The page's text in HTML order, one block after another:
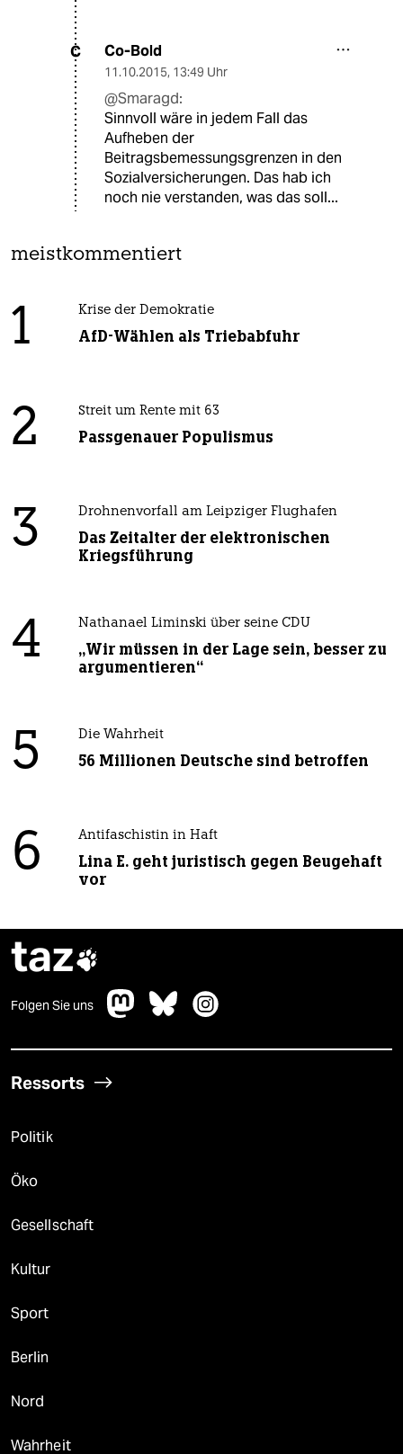
C Co-Bold
11.10.2015, 13:49 Uhr
@Smaragd:
Sinnvoll wäre in jedem Fall das
Aufheben der
Beitragsbemessungsgrenzen in den
Sozialversicherungen. Das hab ich
noch nie verstanden, was das soll...
meistkommentiert
1 Krise der Demokratie
AfD-Wählen als Triebabfuhr
2 Streit um Rente mit 63
Passgenauer Populismus
3 Drohnenvorfall am Leipziger Flughafen
Das Zeitalter der elektronischen
Kriegsführung
4 Nathanael Liminski über seine CDU
„Wir müssen in der Lage sein, besser zu
argumentieren“
5 Die Wahrheit
56 Millionen Deutsche sind betroffen
6 Antifaschistin in Haft
Lina E. geht juristisch gegen Beugehaft
vor
taz
Folgen Sie uns
Ressorts
Politik
Öko
Gesellschaft
Kultur
Sport
Berlin
Nord
Wahrheit